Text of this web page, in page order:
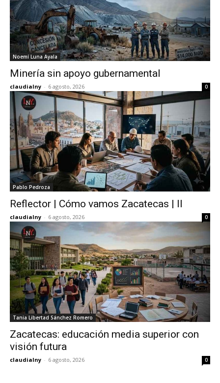
Noemí Luna Ayala
Minería sin apoyo gubernamental
claudialny - 6 agosto, 2026 0
Pablo Pedroza
Reflector | Cómo vamos Zacatecas | II
claudialny - 6 agosto, 2026 0
Tania Libertad Sánchez Romero
Zacatecas: educación media superior con
visión futura
claudialny - 6 agosto, 2026 0